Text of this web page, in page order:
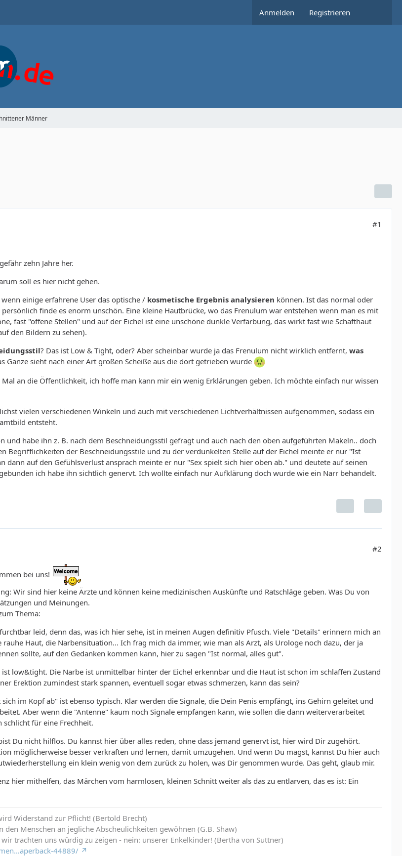
Anmelden Registrieren
Männer
#1
zehn Jahre her.
soll es hier nicht gehen.
einige erfahrene User das optische / kosmetische Ergebnis analysieren können. Ist das normal oder
finde es enorm unschön. Eine kleine Hautbrücke, wo das Frenulum war entstehen wenn man es mit
fast "offene Stellen" und auf der Eichel ist eine unschöne dunkle Verfärbung, das wirkt fast wie Schafthaut
den Bildern zu sehen).
? Das ist Low & Tight, oder? Aber scheinbar wurde ja das Frenulum nicht wirklich entfernt, was
Ganze sieht nach einer Art großen Scheiße aus die dort getrieben wurde
an die Öffentlichkeit, ich hoffe man kann mir ein wenig Erklärungen geben. Ich möchte einfach nur wissen
vielen verschiedenen Winkeln und auch mit verschiedenen Lichtverhältnissen aufgenommen, sodass ein
entsteht.
und habe ihn z. B. nach dem Beschneidungsstil gefragt und auch nach den oben aufgeführten Makeln.. doch
Begrifflichkeiten der Beschneidungsstile und zu der verdunkelten Stelle auf der Eichel meinte er nur "Ist
dann auf den Gefühlsverlust ansprach meinte er nur "Sex spielt sich hier oben ab." und deutete auf seinen
ich habe ihn sichtlich genervt. Ich wollte einfach nur Aufklärung doch wurde wie ein Narr behandelt.
#2
bei uns!
Wir sind hier keine Ärzte und können keine medizinischen Auskünfte und Ratschläge geben. Was Du von
und Meinungen.
Thema:
leid, denn das, was ich hier sehe, ist in meinen Augen definitiv Pfusch. Viele "Details" erinnern mich an
Haut, die Narbensituation... Ich frag mich da immer, wie man als Arzt, als Urologe noch dazu, der ja
sollte, auf den Gedanken kommen kann, hier zu sagen "Ist normal, alles gut".
low&tight. Die Narbe ist unmittelbar hinter der Eichel erkennbar und die Haut ist schon im schlaffen Zustand
Erektion zumindest stark spannen, eventuell sogar etwas schmerzen, kann das sein?
sich im Kopf ab" ist ebenso typisch. Klar werden die Signale, die Dein Penis empfängt, ins Gehirn geleitet und
Aber wenn die "Antenne" kaum noch Signale empfangen kann, wie sollen die dann weiterverarbeitet
schlicht für eine Frechheit.
Du nicht hilflos. Du kannst hier über alles reden, ohne dass jemand genervt ist, hier wird Dir zugehört.
möglicherweise besser verkraften und lernen, damit umzugehen. Und wenn Du magst, kannst Du hier auch
ein klein wenig von dem zurück zu holen, was Dir genommen wurde. Das geht, glaub mir.
hier mithelfen, das Märchen vom harmlosen, kleinen Schnitt weiter als das zu entlarven, das es ist: Ein
Widerstand zur Pflicht! (Bertold Brecht)
den Menschen an jegliche Abscheulichkeiten gewöhnen (G.B. Shaw)
trachten uns würdig zu zeigen - nein: unserer Enkelkinder! (Bertha von Suttner)
44889/